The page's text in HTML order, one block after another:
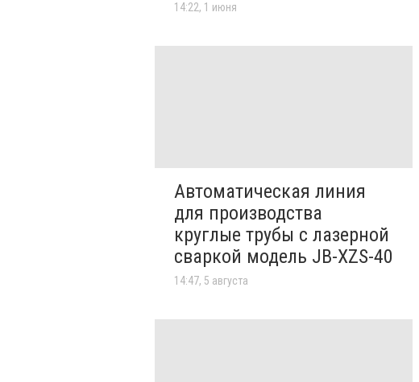
14:22, 1 июня
Автоматическая линия
для производства
круглые трубы с лазерной
сваркой модель JB-XZS-40
14:47, 5 августа